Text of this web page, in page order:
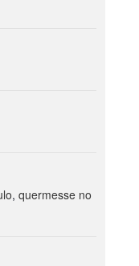
,quermesse no